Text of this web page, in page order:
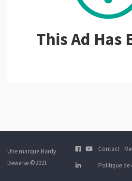
This Ad Has
Une marque Hardy
Dewerse ©2021
Contact
Politique de